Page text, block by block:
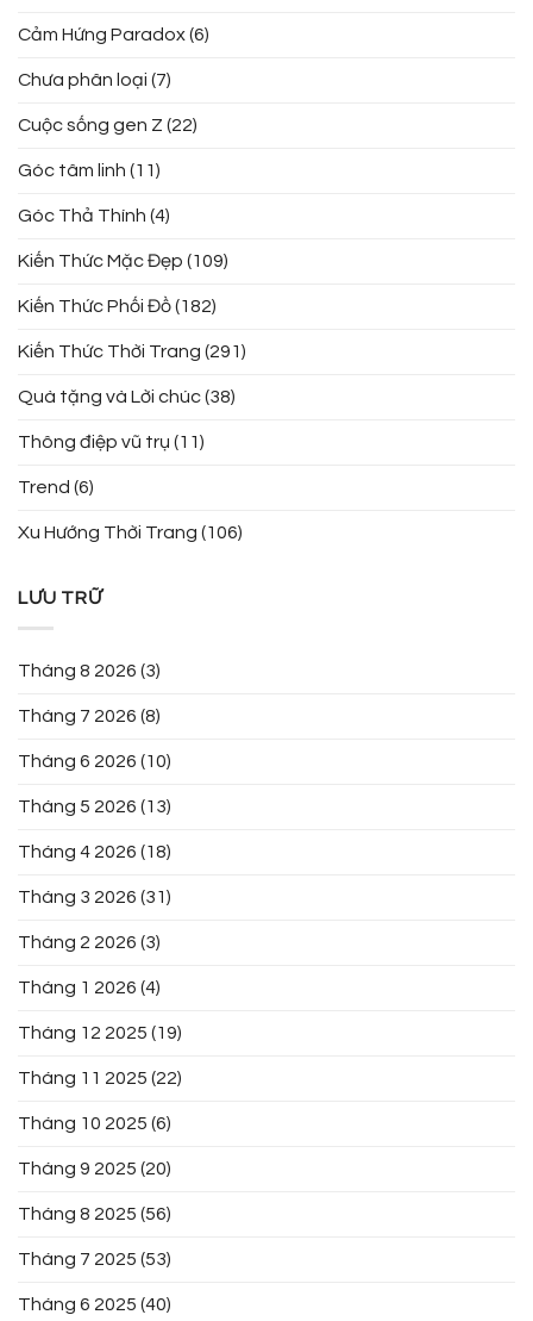
Cảm Hứng Paradox(6)
Chưa phân loại (7)
Cuộc sống gen Z (22)
Góc tâm linh (11)
Góc Thả Thính (4)
Kiến Thức Mặc Đẹp (109)
Kiến Thức Phối Đồ(182)
Kiến Thức Thời Trang (291)
Quà tặng và Lời chúc(38)
Thông điệp vũ trụ (11)
Trend (6)
Xu Hướng Thời Trang (106)
LƯU TRỮ
Tháng 8 2026 (3)
Tháng 7 2026 (8)
Tháng 6 2026 (10)
Tháng 5 2026 (13)
Tháng 4 2026 (18)
Tháng 3 2026 (31)
Tháng 2 2026 (3)
Tháng 1 2026 (4)
Tháng 12 2025 (19)
Tháng 11 2025 (22)
Tháng 10 2025 (6)
Tháng 9 2025 (20)
Tháng 8 2025 (56)
Tháng 7 2025 (53)
Tháng 6 2025 (40)